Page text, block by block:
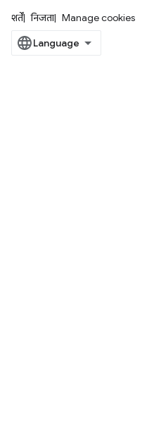
शर्तें निजता Manage cookies